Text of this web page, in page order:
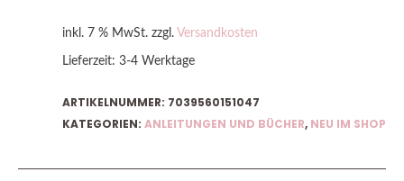
inkl. 7 % MwSt. zzgl. Versandkosten
Lieferzeit: 3-4 Werktage
ARTIKELNUMMER: 7039560151047
KATEGORIEN: ANLEITUNGEN UND BÜCHER, NEU IM SHOP